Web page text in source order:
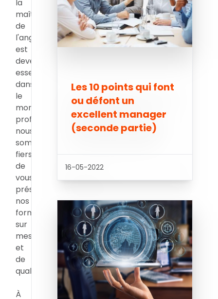
la
maîtrise
de
l'anglais
est
devenue
essentielle
dans
le
monde
professionnel,
nous
sommes
fiers
de
vous
présenter
nos
formations
sur
mesure
et
de
qualité.
À
Les 10 points qui font
ou défont un
excellent manager
(seconde partie)
16-05-2022